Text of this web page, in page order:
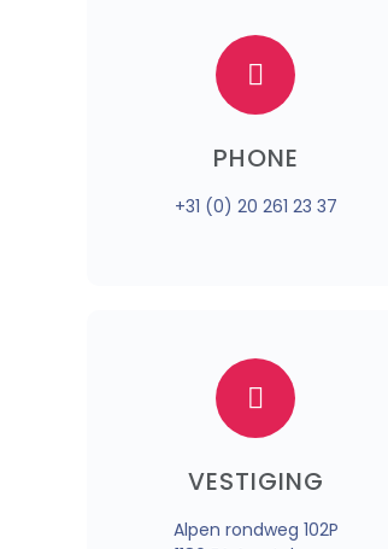
PHONE
+31 (0) 20 261 23 37
VESTIGING
Alpen rondweg 102P